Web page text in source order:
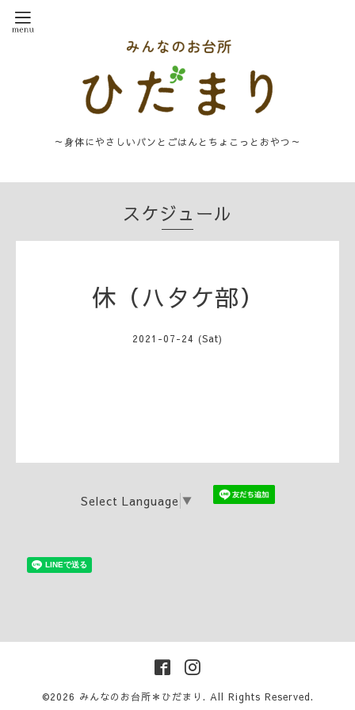
～身体にやさしいパンとごはんとちょこっとおやつ～
スケジュール
休（ハタケ部）
2021-07-24 (Sat)
Select Language ▼
©2026 みんなのお台所＊ひだまり . All Rights Reserved.